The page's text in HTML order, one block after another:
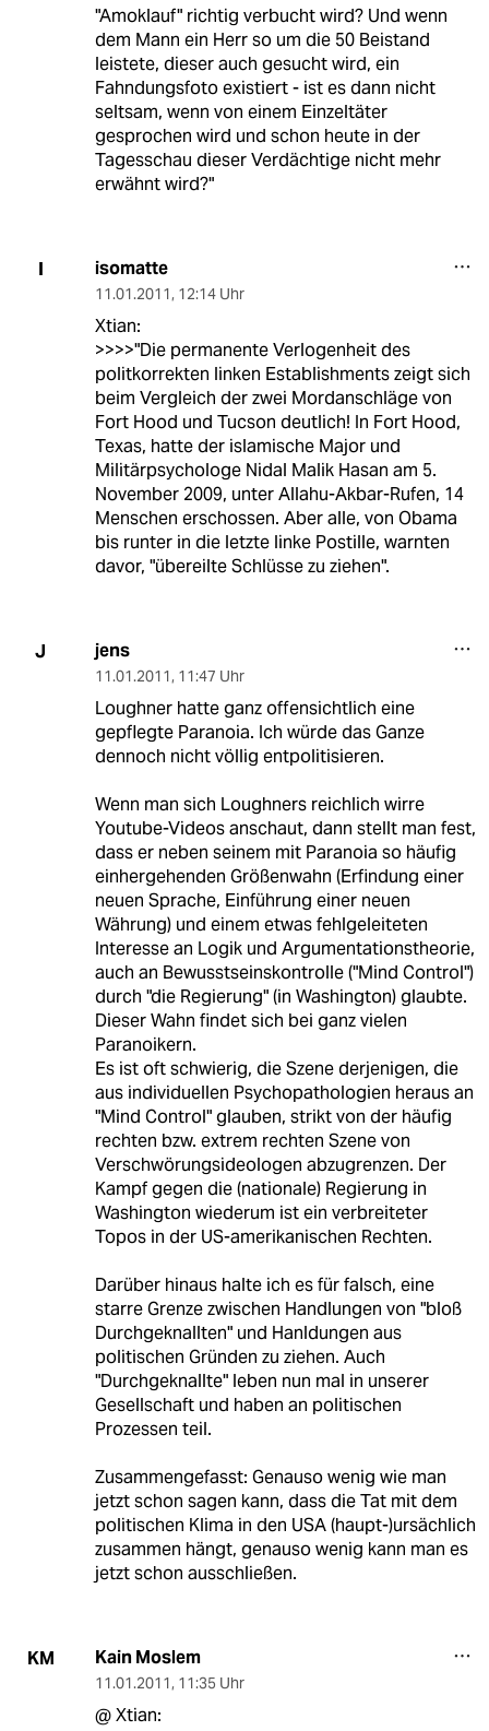
"Amoklauf" richtig verbucht wird? Und wenn
dem Mann ein Herr so um die 50 Beistand
leistete, dieser auch gesucht wird, ein
Fahndungsfoto existiert - ist es dann nicht
seltsam, wenn von einem Einzeltäter
gesprochen wird und schon heute in der
Tagesschau dieser Verdächtige nicht mehr
erwähnt wird?"
I isomatte
11.01.2011, 12:14 Uhr
Xtian:
>>>>"Die permanente Verlogenheit des
politkorrekten linken Establishments zeigt sich
beim Vergleich der zwei Mordanschläge von
Fort Hood und Tucson deutlich! In Fort Hood,
Texas, hatte der islamische Major und
Militärpsychologe Nidal Malik Hasan am 5.
November 2009, unter Allahu-Akbar-Rufen, 14
Menschen erschossen. Aber alle, von Obama
bis runter in die letzte linke Postille, warnten
davor, "übereilte Schlüsse zu ziehen".
J jens
11.01.2011, 11:47 Uhr
Loughner hatte ganz offensichtlich eine
gepflegte Paranoia. Ich würde das Ganze
dennoch nicht völlig entpolitisieren.
Wenn man sich Loughners reichlich wirre
Youtube-Videos anschaut, dann stellt man fest,
dass er neben seinem mit Paranoia so häufig
einhergehenden Größenwahn (Erfindung einer
neuen Sprache, Einführung einer neuen
Währung) und einem etwas fehlgeleiteten
Interesse an Logik und Argumentationstheorie,
auch an Bewusstseinskontrolle ("Mind Control")
durch "die Regierung" (in Washington) glaubte.
Dieser Wahn findet sich bei ganz vielen
Paranoikern.
Es ist oft schwierig, die Szene derjenigen, die
aus individuellen Psychopathologien heraus an
"Mind Control" glauben, strikt von der häufig
rechten bzw. extrem rechten Szene von
Verschwörungsideologen abzugrenzen. Der
Kampf gegen die (nationale) Regierung in
Washington wiederum ist ein verbreiteter
Topos in der US-amerikanischen Rechten.
Darüber hinaus halte ich es für falsch, eine
starre Grenze zwischen Handlungen von "bloß
Durchgeknallten" und Hanldungen aus
politischen Gründen zu ziehen. Auch
"Durchgeknallte" leben nun mal in unserer
Gesellschaft und haben an politischen
Prozessen teil.
Zusammengefasst: Genauso wenig wie man
jetzt schon sagen kann, dass die Tat mit dem
politischen Klima in den USA (haupt-)ursächlich
zusammen hängt, genauso wenig kann man es
jetzt schon ausschließen.
KM Kain Moslem
11.01.2011, 11:35 Uhr
@ Xtian: